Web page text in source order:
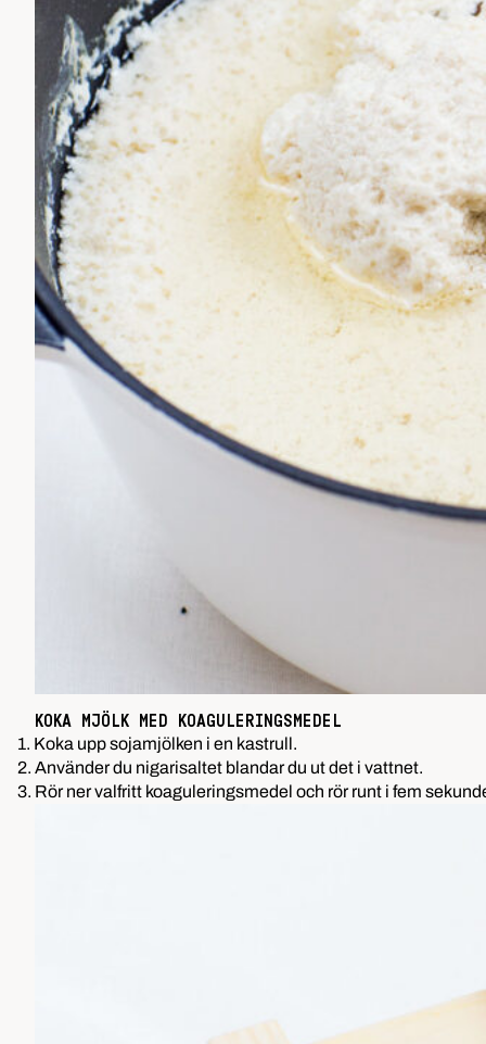
KOKA MJÖLK MED KOAGULERINGSMEDEL
1. Koka upp sojamjölken i en kastrull.
2. Använder du nigarisaltet blandar du ut det i vattnet.
3. Rör ner valfritt koaguleringsmedel och rör runt i fem